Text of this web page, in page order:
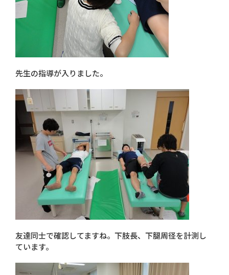
先生の指導が入りました。
友達同士で確認してますね。下肢長、下腿周径を計測し
ています。